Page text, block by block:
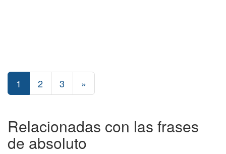
1 2 3 »
Relacionadas con las frases
de absoluto